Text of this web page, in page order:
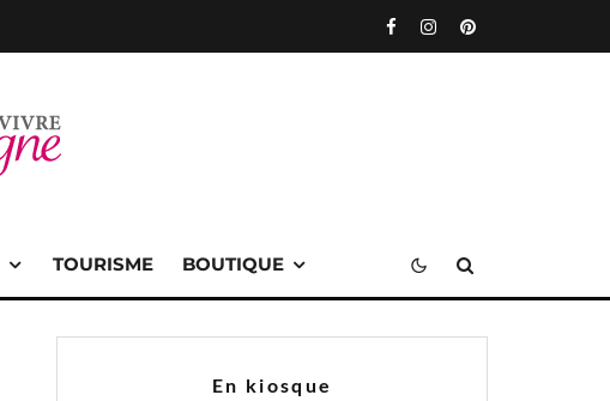
TOURISME BOUTIQUE
En kiosque